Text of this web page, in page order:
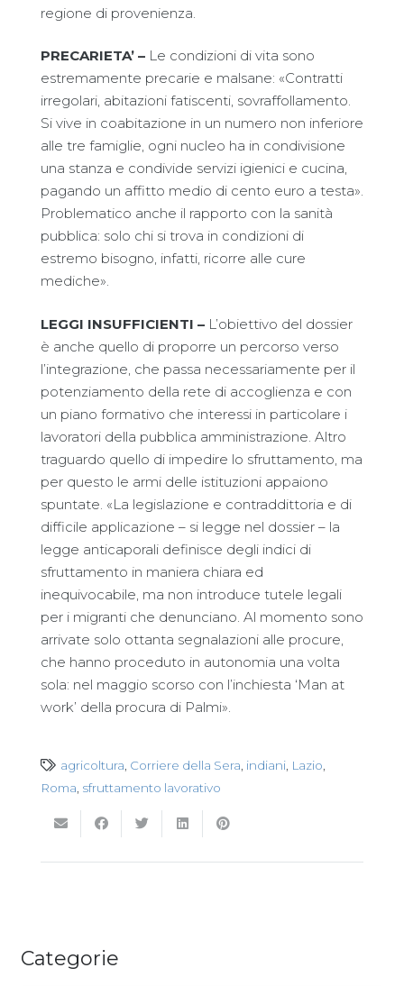
regione di provenienza.
PRECARIETA’ – Le condizioni di vita sono
estremamente precarie e malsane: «Contratti
irregolari, abitazioni fatiscenti, sovraffollamento.
Si vive in coabitazione in un numero non inferiore
alle tre famiglie, ogni nucleo ha in condivisione
una stanza e condivide servizi igienici e cucina,
pagando un affitto medio di cento euro a testa».
Problematico anche il rapporto con la sanità
pubblica: solo chi si trova in condizioni di
estremo bisogno, infatti, ricorre alle cure
mediche».
LEGGI INSUFFICIENTI – L’obiettivo del dossier
è anche quello di proporre un percorso verso
l’integrazione, che passa necessariamente per il
potenziamento della rete di accoglienza e con
un piano formativo che interessi in particolare i
lavoratori della pubblica amministrazione. Altro
traguardo quello di impedire lo sfruttamento, ma
per questo le armi delle istituzioni appaiono
spuntate. «La legislazione e contraddittoria e di
difficile applicazione – si legge nel dossier – la
legge anticaporali definisce degli indici di
sfruttamento in maniera chiara ed
inequivocabile, ma non introduce tutele legali
per i migranti che denunciano. Al momento sono
arrivate solo ottanta segnalazioni alle procure,
che hanno proceduto in autonomia una volta
sola: nel maggio scorso con l’inchiesta ‘Man at
work’ della procura di Palmi».
agricoltura Corriere della Sera indiani Lazio
Roma sfruttamento lavorativo
Categorie